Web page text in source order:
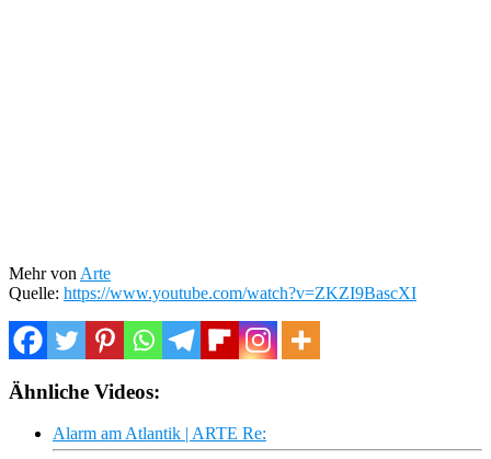
Mehr von Arte
Quelle: https://www.youtube.com/watch?v=ZKZI9BascXI
Ähnliche Videos:
Alarm am Atlantik | ARTE Re: